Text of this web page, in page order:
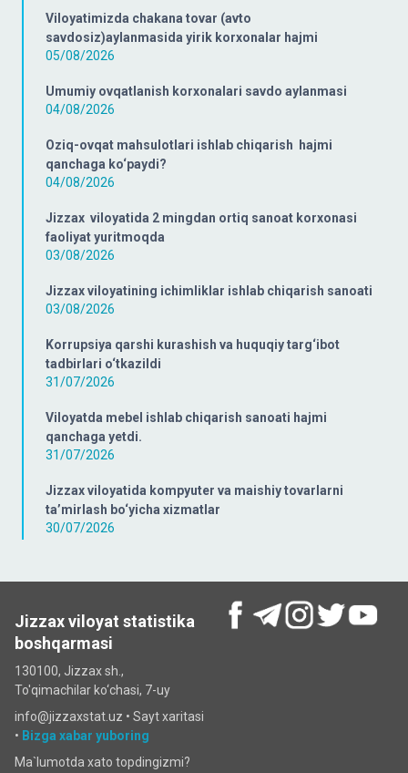
Viloyatimizda chakana tovar (avto
savdosiz)aylanmasida yirik korxonalar hajmi
05/08/2026
Umumiy ovqatlanish korxonalari savdo aylanmasi
04/08/2026
Oziq-ovqat mahsulotlari ishlab chiqarish hajmi
qanchaga ko‘paydi?
04/08/2026
Jizzax viloyatida 2 mingdan ortiq sanoat korxonasi
faoliyat yuritmoqda
03/08/2026
Jizzax viloyatining ichimliklar ishlab chiqarish sanoati
03/08/2026
Korrupsiya qarshi kurashish va huquqiy targ‘ibot
tadbirlari o‘tkazildi
31/07/2026
Viloyatda mebel ishlab chiqarish sanoati hajmi
qanchaga yetdi.
31/07/2026
Jizzax viloyatida kompyuter va maishiy tovarlarni
ta’mirlash bo‘yicha xizmatlar
30/07/2026
Jizzax viloyat statistika
boshqarmasi
130100, Jizzax sh.,
To'qimachilar ko‘chаsi, 7-uy
info@jizzaxstat.uz • Sayt xaritasi
• Bizga xabar yuboring
Ma`lumotda xato topdingizmi?